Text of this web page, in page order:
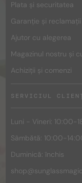
Plata și securitatea
Garanție și reclamații
Ajutor cu alegerea
Magazinul nostru și
Achiziții și comenzi
SERVICIUL
Luni - Vineri: 10:00-
Sâmbătă: 10:00-
Duminică: închis
shop@